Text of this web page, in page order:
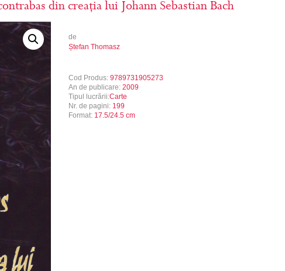
din creația lui Johann Sebastian Bach
de
Ștefan Thomasz
Cod Produs: 9789731905273
An de publicare: 2009
Tipul lucrării:Carte
Nr. de pagini: 199
Format: 17.5/24.5 cm